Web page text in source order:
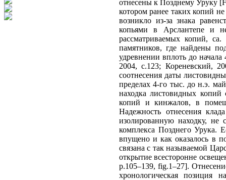
отнесены к Позднему Уруку
котором ранее таких копий
возникло из-за знака
копьями в Арслантепе и
рассматриваемых копий,
памятников, где найдены
удревнении вплоть до
2004, с.123; Кореневский,
соотнесения даты
пределах 4-го тыс. до н.э.
находка листовидных копий
копий и кинжалов, в
Надежность отнесения
изолированную находку,
комплекса Позднего Урука.
впущено и как оказалось в
связана с так называемой
открытие всесторонне
p.105–139, fig.1–27].
хронологическая позиция